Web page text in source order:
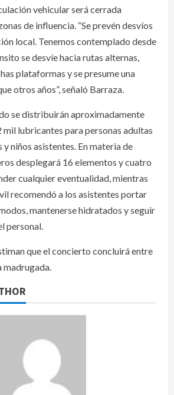
vehicular será cerrada
de influencia. “Se prevén desvíos
local. Tenemos contemplado desde
se desvíe hacia rutas alternas,
plataformas y se presume una
otros años”, señaló Barraza.
se distribuirán aproximadamente
mil lubricantes para personas adultas
y niños asistentes. En materia de
desplegará 16 elementos y cuatro
cualquier eventualidad, mientras
recomendó a los asistentes portar
mantenerse hidratados y seguir
personal.
que el concierto concluirá entre
madrugada.